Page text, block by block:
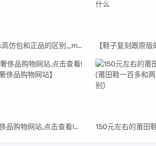
mk高仿包和正品的区别_mk高仿包包在哪买
奢侈品购物网站,点击查看!【奢侈品购物网站】